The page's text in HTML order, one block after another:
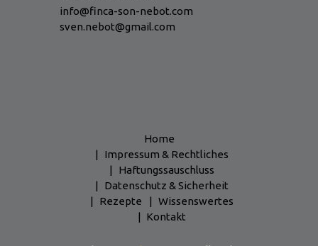
info@finca-son-nebot.com
sven.nebot@gmail.com
Home
Impressum & Rechtliches
Haftungssauschluss
Datenschutz & Sicherheit
Rezepte
Wissenswertes
Kontakt